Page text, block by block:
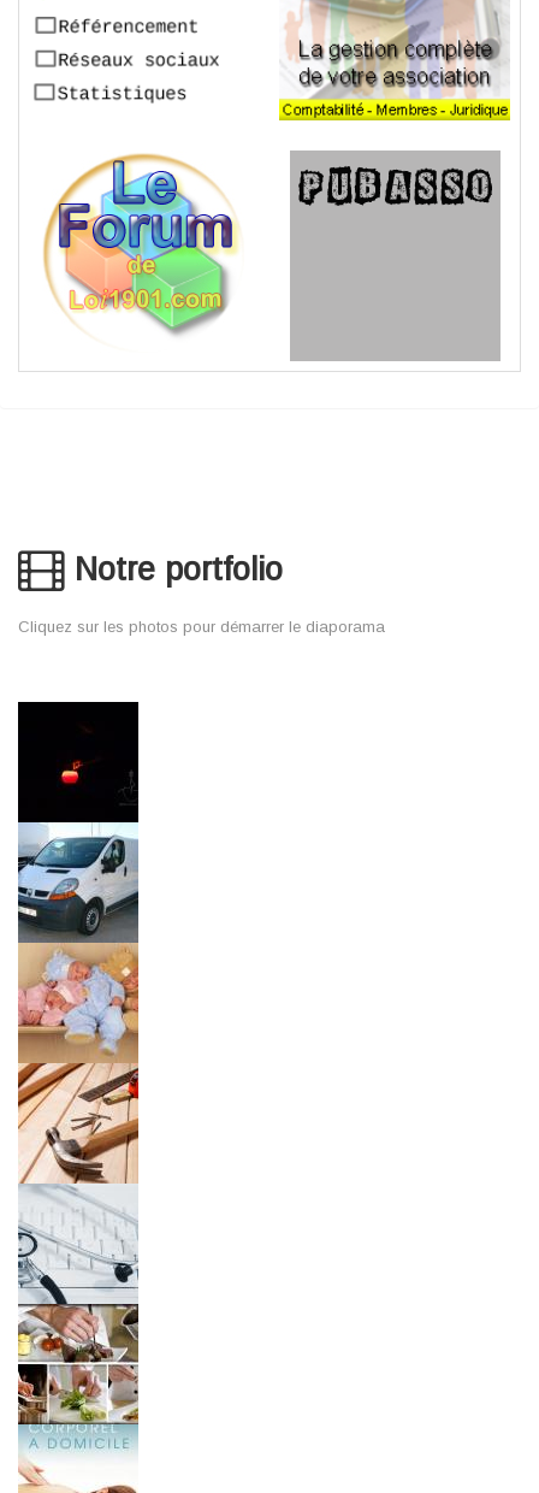
Notre portfolio
Cliquez sur les photos pour démarrer le diaporama